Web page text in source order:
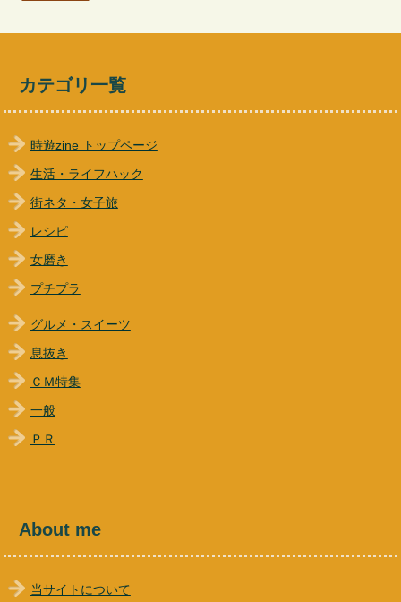
カテゴリ一覧
時遊zine トップページ
生活・ライフハック
街ネタ・女子旅
レシピ
女磨き
プチプラ
グルメ・スイーツ
息抜き
ＣＭ特集
一般
ＰＲ
About me
当サイトについて